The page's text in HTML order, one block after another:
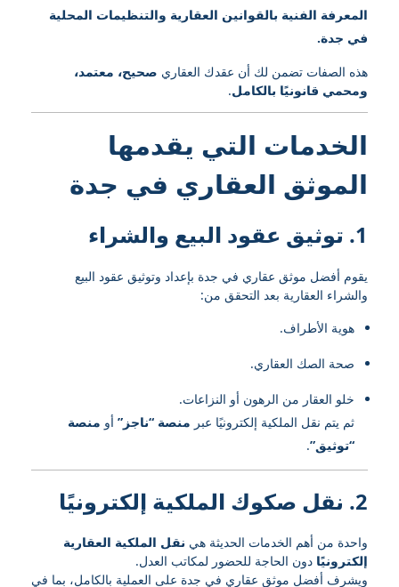
المعرفة الفنية بالقوانين العقارية والتنظيمات المحلية
في جدة.
هذه الصفات تضمن لك أن عقدك العقاري صحيح، معتمد،
ومحمي قانونيًا بالكامل.
الخدمات التي يقدمها
الموثق العقاري في جدة
1. توثيق عقود البيع والشراء
يقوم أفضل موثق عقاري في جدة بإعداد وتوثيق عقود البيع
والشراء العقارية بعد التحقق من:
هوية الأطراف.
صحة الصك العقاري.
خلو العقار من الرهون أو النزاعات.
ثم يتم نقل الملكية إلكترونيًا عبر منصة “ناجز” أو منصة
“توثيق”.
2. نقل صكوك الملكية إلكترونيًا
واحدة من أهم الخدمات الحديثة هي نقل الملكية العقارية
إلكترونيًا دون الحاجة للحضور لمكاتب العدل.
ويشرف أفضل موثق عقاري في جدة على العملية بالكامل، بما في